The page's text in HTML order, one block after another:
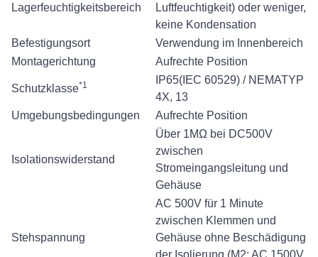
Lagerfeuchtigkeitsbereich
Luftfeuchtigkeit) oder weniger,
keine Kondensation
Befestigungsort
Verwendung im Innenbereich
Montagerichtung
Aufrechte Position
Schutzklasse*1
IP65(IEC 60529) / NEMATYP
4X, 13
Umgebungsbedingungen
Aufrechte Position
Isolationswiderstand
Über 1MΩ bei DC500V
zwischen
Stromeingangsleitung und
Gehäuse
Stehspannung
AC 500V für 1 Minute
zwischen Klemmen und
Gehäuse ohne Beschädigung
der Isolierung (M2: AC 1500V